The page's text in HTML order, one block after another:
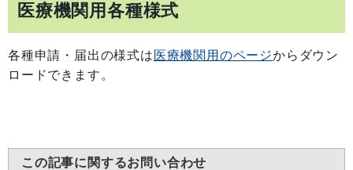
医療機関用各種様式
各種申請・届出の様式は 医療機関用のページからダウン
ロードできます。
この記事に関するお問い合わせ